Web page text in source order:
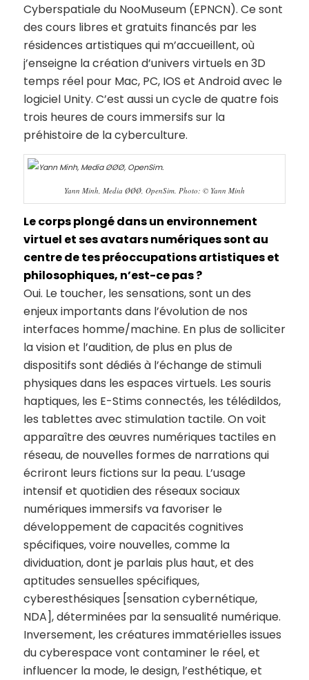
Cyberspatiale du NooMuseum (EPNCN). Ce sont
des cours libres et gratuits financés par les
résidences artistiques qui m’accueillent, où
j’enseigne la création d’univers virtuels en 3D
temps réel pour Mac, PC, IOS et Android avec le
logiciel Unity. C’est aussi un cycle de quatre fois
trois heures de cours immersifs sur la
préhistoire de la cyberculture.
Yann Minh, Media ØØØ, OpenSim. Photo: © Yann Minh
Le corps plongé dans un environnement
virtuel et ses avatars numériques sont au
centre de tes préoccupations artistiques et
philosophiques, n’est-ce pas ?
Oui. Le toucher, les sensations, sont un des
enjeux importants dans l’évolution de nos
interfaces homme/machine. En plus de solliciter
la vision et l’audition, de plus en plus de
dispositifs sont dédiés à l’échange de stimuli
physiques dans les espaces virtuels. Les souris
haptiques, les E-Stims connectés, les télédildos,
les tablettes avec stimulation tactile. On voit
apparaître des œuvres numériques tactiles en
réseau, de nouvelles formes de narrations qui
écriront leurs fictions sur la peau. L’usage
intensif et quotidien des réseaux sociaux
numériques immersifs va favoriser le
développement de capacités cognitives
spécifiques, voire nouvelles, comme la
dividuation, dont je parlais plus haut, et des
aptitudes sensuelles spécifiques,
cyberesthésiques [sensation cybernétique,
NDA], déterminées par la sensualité numérique.
Inversement, les créatures immatérielles issues
du cyberespace vont contaminer le réel, et
influencer la mode, le design, l’esthétique, et